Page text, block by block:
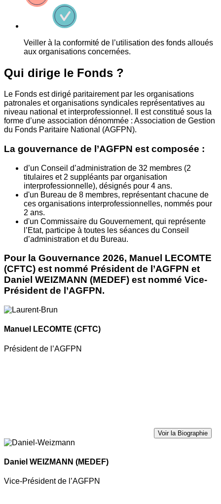
Veiller à la conformité de l’utilisation des fonds alloués
aux organisations concernées.
Qui dirige le Fonds ?
Le Fonds est dirigé paritairement par les organisations
patronales et organisations syndicales représentatives au
niveau national et interprofessionnel. Il est constitué sous la
forme d’une association dénommée : Association de Gestion
du Fonds Paritaire National (AGFPN).
La gouvernance de l’AGFPN est composée :
d’un Conseil d’administration de 32 membres (2
titulaires et 2 suppléants par organisation
interprofessionnelle), désignés pour 4 ans.
d'un Bureau de 8 membres, représentant chacune de
ces organisations interprofessionnelles, nommés pour
2 ans.
d'un Commissaire du Gouvernement, qui représente
l’Etat, participe à toutes les séances du Conseil
d’administration et du Bureau.
Pour la Gouvernance 2026, Manuel LECOMTE
(CFTC) est nommé Président de l’AGFPN et
Daniel WEIZMANN (MEDEF) est nommé Vice-
Président de l’AGFPN.
Manuel LECOMTE (CFTC)
Président de l’AGFPN
Voir la Biographie
Daniel WEIZMANN (MEDEF)
Vice-Président de l’AGFPN